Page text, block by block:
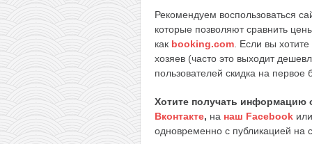
Рекомендуем воспользоваться
которые позволяют сравнить
как booking.com . Если вы
хозяев (часто это выходит
пользователей скидка на
Хотите получать
Вконтакте, на наш Facebook
одновременно с публикацией на